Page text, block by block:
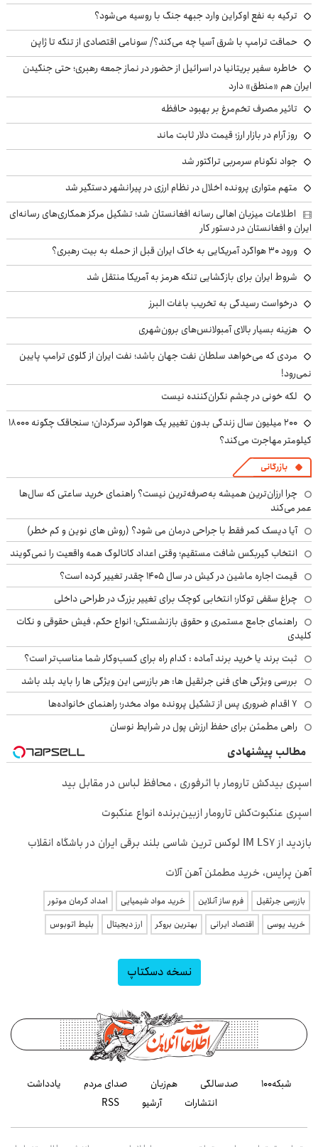
ترکیه به نفع اوکراین وارد جبهه جنگ با روسیه می‌شود؟
حماقت ترامپ با شرق آسیا چه می‌کند؟/ سونامی اقتصادی از تنگه تا ژاپن
خاطره سفیر بریتانیا در اسرائیل از حضور در نماز جمعه رهبری؛ حتی جنگیدن
ایران هم «منطق» دارد
تاثیر مصرف تخم‌مرغ بر بهبود حافظه
روز آرام در بازار ارز؛ قیمت دلار ثابت ماند
جواد نکونام سرمربی تراکتور شد
متهم متواری پرونده اخلال در نظام ارزی در پیرانشهر دستگیر شد
اطلاعات میزبان اهالی رسانه افغانستان شد؛ تشکیل مرکز همکاری‌های رسانه‌ای
ایران و افغانستان در دستور کار
ورود ۳۰ هواگرد آمریکایی به خاک ایران قبل از حمله به بیت رهبری؟
شروط ایران برای بازگشایی تنگه هرمز به آمریکا منتقل شد
درخواست رسیدگی به تخریب باغات البرز
هزینه بسیار بالای آمبولانس‌های برون‌شهری
مردی که می‌خواهد سلطان نفت جهان باشد؛ نفت ایران از گلوی ترامپ پایین
نمی‌رود!
لکه خونی در چشم نگران‌کننده نیست
۲۰۰ میلیون سال زندگی بدون تغییر یک هواگرد سرگردان؛ سنجاقک‌ چگونه ۱۸۰۰۰
کیلومتر مهاجرت می‌کند؟
بازرگانی
چرا ارزان‌ترین همیشه به‌صرفه‌ترین نیست؟ راهنمای خرید ساعتی که سال‌ها
عمر می‌کند
آیا دیسک کمر فقط با جراحی درمان می شود؟ (روش های نوین و کم خطر)
انتخاب گیربکس شافت مستقیم؛ وقتی اعداد کاتالوگ همه واقعیت را نمی‌گویند
قیمت اجاره ماشین در کیش در سال ۱۴۰۵ چقدر تغییر کرده است؟
چراغ سقفی توکار؛ انتخابی کوچک برای تغییر بزرگ در طراحی داخلی
راهنمای جامع مستمری و حقوق بازنشستگی؛ انواع حکم، فیش حقوقی و نکات
کلیدی
ثبت برند یا خرید برند آماده : کدام راه برای کسب‌وکار شما مناسب‌تر است؟
بررسی ویژگی های فنی جرثقیل ها: هر بازرسی این ویژگی ها را باید بلد باشد
۷ اقدام ضروری پس از تشکیل پرونده مواد مخدر؛ راهنمای خانواده‌ها
راهی مطمئن برای حفظ ارزش پول در شرایط نوسان
مطالب پیشنهادی
اسپری بیدکش تارومار با اثرفوری ، محافظ لباس در مقابل بید
اسپری عنکبوت‌‌کش تارومار ازبین‌برنده انواع عنکبوت
بازدید از IM LS7 لوکس ترین شاسی بلند برقی ایران در باشگاه انقلاب
آهن پرایس، خرید مطمئن آهن آلات
بازرسی جرثقیل فرم ساز آنلاین خرید مواد شیمیایی
امداد کرمان موتور
خرید یوسی
اقتصاد ایرانی بهترین بروکر ارز دیجیتال بلیط اتوبوس
نسخه دسکتاپ
شبکه۱۰۰ صدسالگی هم‌زبان صدای مردم
یادداشت
انتشارات
آرشیو RSS